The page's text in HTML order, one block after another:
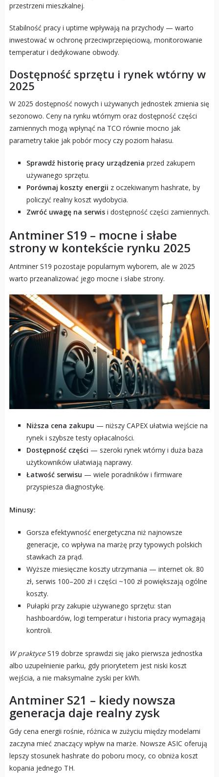
przestrzeni mieszkalnej.
Stabilność pracy i uptime wpływają na przychody — warto
inwestować w ochronę przeciwprzepięciową, monitorowanie
temperatur i dedykowane obwody.
Dostępność sprzętu i rynek wtórny w
2025
W 2025 dostępność nowych i używanych jednostek zmienia się
sezonowo. Ceny na rynku wtórnym oraz dostępność części
zamiennych mogą wpłynąć na TCO równie mocno jak
parametry takie jak pobór mocy czy poziom hałasu.
Sprawdź historię pracy urządzenia przed zakupem
używanego sprzętu.
Porównaj koszty energii z oczekiwanym hashrate, by
policzyć realny koszt wydobycia.
Zwróć uwagę na serwisi dostępność części zamiennych.
Antminer S19 – mocne i słabe
strony w kontekście rynku 2025
Antminer S19 pozostaje popularnym wyborem, ale w 2025
warto przeanalizować jego mocne i słabe strony.
Niższa cena zakupu — niższy CAPEX ułatwia wejście na
rynek i szybsze testy opłacalności.
Dostępność części — szeroki rynek wtórny i duża baza
użytkowników ułatwiają naprawy.
Łatwość serwisu — wiele poradników i firmware
przyspiesza diagnostykę.
Minusy:
Gorsza efektywność energetyczna niż najnowsze
generacje, co wpływa na marżę przy typowych polskich
stawkach za prąd.
Wyższe miesięczne koszty utrzymania — internet ok. 80
zł, serwis 100–200 zł i części ~100 zł powiększają ogólne
koszty.
Pułapki przy zakupie używanego sprzętu: stan
hashboardów, logi temperatur i historia pracy wymagają
kontroli.
W praktyceS19 dobrze sprawdzi się jako pierwsza jednostka
albo uzupełnienie parku, gdy priorytetem jest niski koszt
wejścia, a nie maksymalne zyski per kWh.
Antminer S21 – kiedy nowsza
generacja daje realny zysk
Gdy cena energii rośnie, różnica w zużyciu między modelami
zaczyna mieć znaczący wpływ na marże. Nowsze ASIC oferują
lepszy stosunek hashrate do poboru mocy, co obniża koszt
kopania jednego TH.